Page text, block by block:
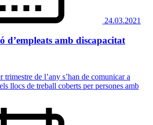
24.03.2021
d’empleats amb discapacitat
trimestre de l’any s’han de comunicar a
llocs de treball coberts per persones amb